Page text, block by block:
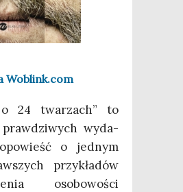
Woblink.com
o 24 twa­rzach” to
wyda­
o jed­nym
przy­kła­dów
oso­bo­wo­ści